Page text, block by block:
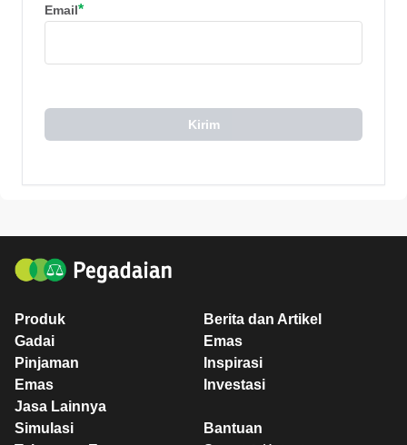
Email*
Kirim
Produk
Gadai
Pinjaman
Emas
Jasa Lainnya
Berita dan Artikel
Emas
Inspirasi
Investasi
Simulasi
Bantuan